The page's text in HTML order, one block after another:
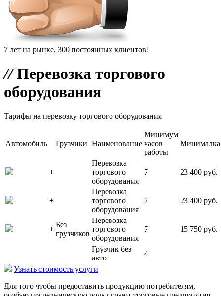
7 лет на рынке, 300 постоянных клиентов!
//Перевозка торгового
оборудования
Тарифы на перевозку торгового оборудования
Автомобиль Грузчики Наименование
Минимум
часов
работы
Минималка
+
Перевозка
торгового
оборудования
7 23 400 руб.
+
Перевозка
торгового
оборудования
7 23 400 руб.
+
Без
грузчиков
Перевозка
торгового
оборудования
7 15 750 руб.
Грузчик без
авто
4
Узнать стоимость услуги
Для того чтобы предоставить продукцию потребителям,